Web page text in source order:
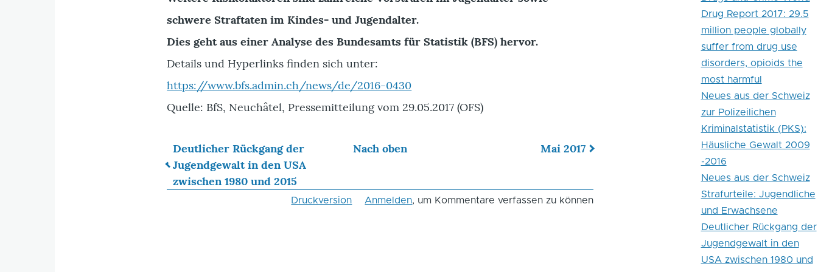
schwere Straftaten im Kindes- und Jugendalter.
Dies geht aus einer Analyse des Bundesamts für Statistik (BFS) hervor.
Details und Hyperlinks finden sich unter:
https://www.bfs.admin.ch/news/de/2016-0430
Quelle: BfS, Neuchâtel, Pressemitteilung vom 29.05.2017 (OFS)
Links
Deutlicher Rückgang der
Jugendgewalt in den USA
zwischen 1980 und 2015
Nach oben Mai 2017
Druckversion Anmelden, um Kommentare verfassen zu können
Drug Report 2017: 29.5
million people globally
suffer from drug use
disorders, opioids the
most harmful
Neues aus der Schweiz
zur Polizeilichen
Kriminalstatistik (PKS):
Häusliche Gewalt 2009
-2016
Neues aus der Schweiz
Strafurteile: Jugendliche
und Erwachsene
Deutlicher Rückgang der
Jugendgewalt in den
USA zwischen 1980 und